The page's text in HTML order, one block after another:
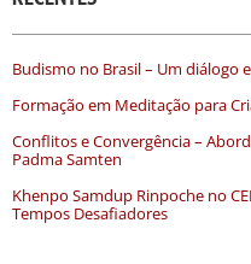
Budismo no Brasil – Um diálogo
Formação em Meditação para
Conflitos e Convergência –
Padma Samten
Khenpo Samdup Rinpoche no
Tempos Desafiadores